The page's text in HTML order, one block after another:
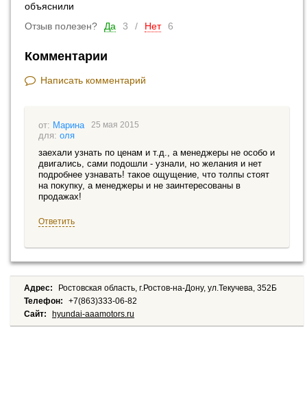
объяснили
Отзыв полезен?
Да 3 / Нет 6
Комментарии
Написать комментарий
Марина 25 мая 2015
оля
заехали узнать по ценам и т.д., а менеджеры не особо и
двигались, сами подошли - узнали, но желания и нет
подробнее узнавать! такое ощущение, что толпы стоят
на покупку, а менеджеры и не заинтересованы в
продажах!
Ответить
Адрес:
Ростовская область, г.Ростов-на-Дону, ул.Текучева, 352Б
Телефон:
+7(863)333-06-82
Сайт:
hyundai-aaamotors.ru